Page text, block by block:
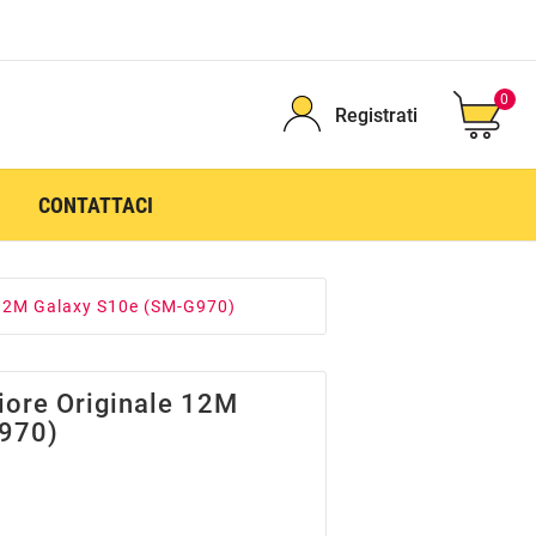
Registrati
0
CONTATTACI
Galaxy S10e (SM-G970)
Originale 12M